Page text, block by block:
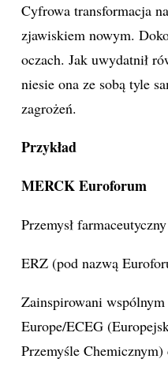
Cyfrowa transformacja
zjawiskiem nowym.
oczach. Jak uwydatnił
niesie ona ze sobą tyle
zagrożeń.
Przykład
MERCK Euroforum
Przemysł farmaceutyczny
ERZ (pod nazwą
Zainspirowani
Europe/ECEG
Przemyśle